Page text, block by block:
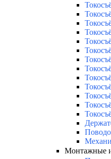
Монтажные